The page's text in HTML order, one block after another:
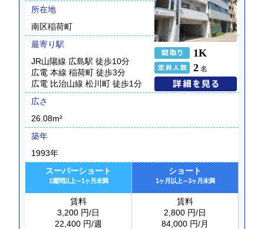
1K
2 名
所在地
南区稲荷町
最寄り駅
JR山陽線 広島駅 徒歩10分
広電 本線 稲荷町 徒歩3分
広電 比治山線 松川町 徒歩1分
広さ
26.08m²
築年
1993年
スーパーショート
1週間以上～1ヶ月未満
賃料
3,200 円/日
22,400 円/週
ショート
1ヶ月以上～3ヶ月未満
賃料
2,800 円/日
84,000 円/月